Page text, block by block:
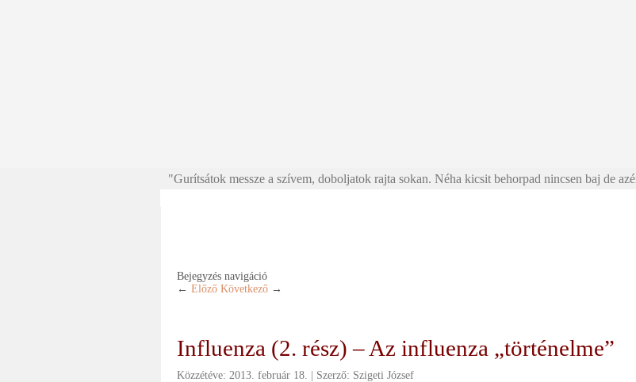
"Gurítsátok messze a szívem, doboljatok rajta sokan. Néha kicsit behorpad nincsen baj de
Bejegyzés navigáció
← Előző Következő →
Influenza (2. rész) – Az influenza „történelme”
Közzétéve: 2013. február 18. Szerző: Szigeti József